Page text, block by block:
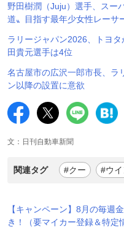
野田樹潤（Juju）選手、ス
道〟目指す最年少女性レーサ
ラリージャパン2026、トヨ
田貴元選手は4位
名古屋市の広沢一郎市長、
ン以降の設置に意欲
文：日刊自動車新聞
関連タグ #クー #ウイ
【キャンペーン】8月の毎週
き！（要マイカー登録＆特定